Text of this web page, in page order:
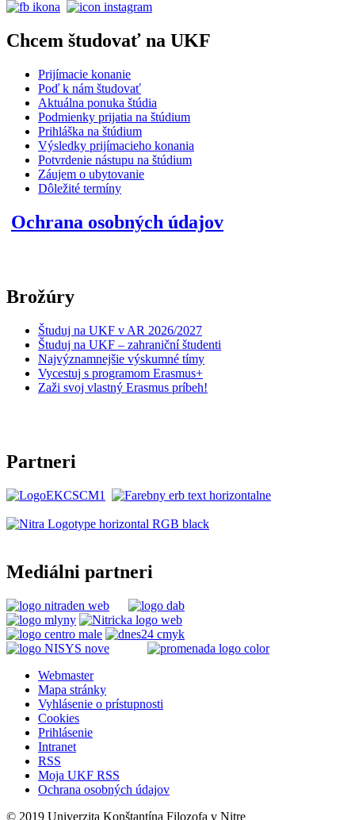
Chcem študovať na UKF
Prijímacie konanie
Poď k nám študovať
Aktuálna ponuka štúdia
Podmienky prijatia na štúdium
Prihláška na štúdium
Výsledky prijímacieho konania
Potvrdenie nástupu na štúdium
Záujem o ubytovanie
Dôležité termíny
Ochrana osobných údajov
Brožúry
Študuj na UKF v AR 2026/2027
Študuj na UKF – zahraniční študenti
Najvýznamnejšie výskumné tímy
Vycestuj s programom Erasmus+
Zaži svoj vlastný Erasmus príbeh!
Partneri
Mediálni partneri
Webmaster
Mapa stránky
Vyhlásenie o prístupnosti
Cookies
Prihlásenie
Intranet
RSS
Moja UKF RSS
Ochrana osobných údajov
© 2019 Univerzita Konštantína Filozofa v Nitre